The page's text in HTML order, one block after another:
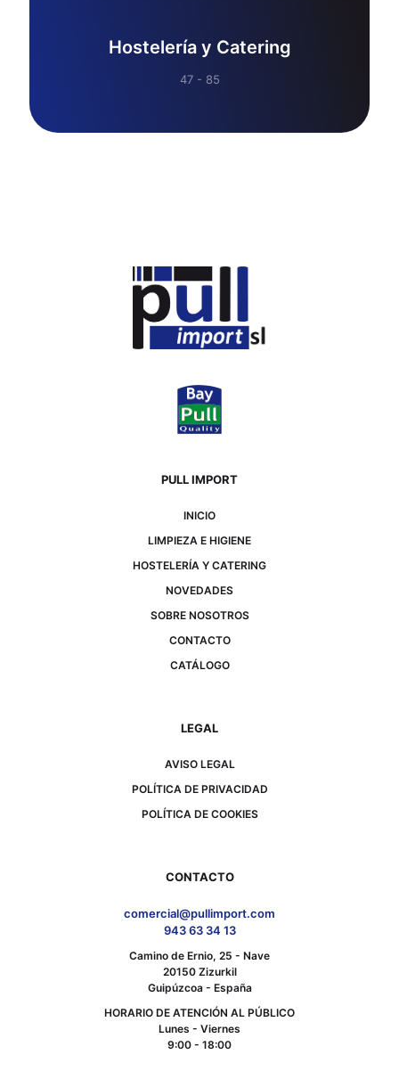
Hostelería y Catering
47 - 85
PULL IMPORT
INICIO
LIMPIEZA E HIGIENE
HOSTELERÍA Y CATERING
NOVEDADES
SOBRE NOSOTROS
CONTACTO
CATÁLOGO
LEGAL
AVISO LEGAL
POLÍTICA DE PRIVACIDAD
POLÍTICA DE COOKIES
CONTACTO
comercial@pullimport.com
943 63 34 13
Camino de Ernio, 25 - Nave
20150 Zizurkil
Guipúzcoa - España
HORARIO DE ATENCIÓN AL PÚBLICO
Lunes - Viernes
9:00 - 18:00